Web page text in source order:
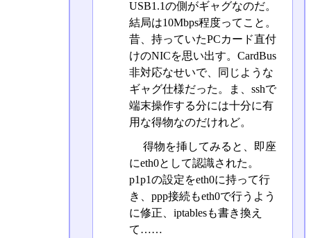
USB1.1の側がギャグなのだ。
結局は10Mbps程度ってこと。
昔、持っていたPCカード直付
けのNICを思い出す。CardBus
非対応なせいで、同じような
ギャグ仕様だった。ま、sshで
端末操作する分には十分に有
用な得物なのだけれど。
得物を挿してみると、即座
にeth0として認識された。
p1p1の設定をeth0に持って行
き、ppp接続もeth0で行うよう
に修正、iptablesも書き換え
て……